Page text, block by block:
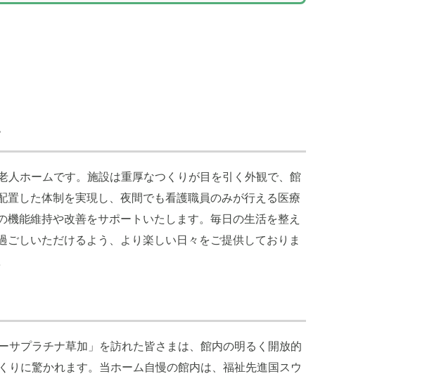
人ホームです。施設は重厚なつくりが目を引く外観で、館
した体制を実現し、夜間でも看護職員のみが行える医療
能維持や改善をサポートいたします。毎日の生活を整え
しいただけるよう、より楽しい日々をご提供しておりま
ーサプラチナ草加」を訪れた皆さまは、館内の明るく開放的
りに驚かれます。当ホーム自慢の館内は、福祉先進国スウ